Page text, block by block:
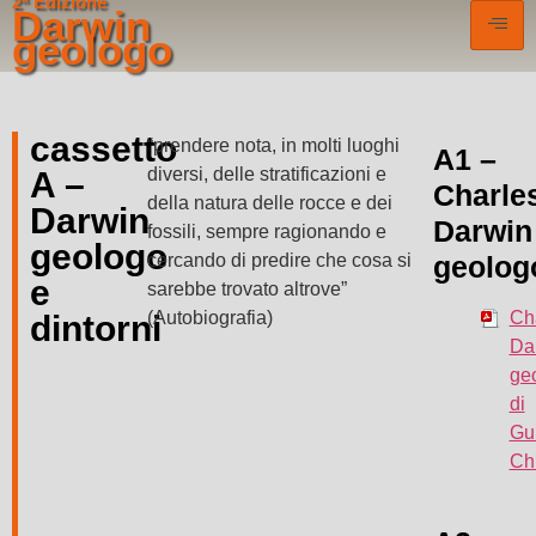
Darwin
geologo
cassetto
A –
Darwin
geologo
e
dintorni
“prendere nota, in molti luoghi
diversi, delle stratificazioni e
della natura delle rocce e dei
fossili, sempre ragionando e
cercando di predire che cosa si
sarebbe trovato altrove”
(Autobiografia)
A1 –
Darwin
di